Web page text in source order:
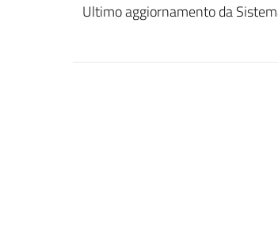
Ultimo aggiornamento da